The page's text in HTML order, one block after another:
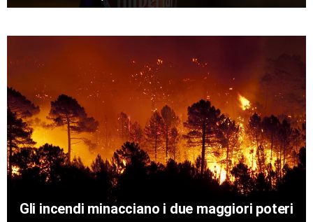
Gli incendi minacciano i due maggiori poteri